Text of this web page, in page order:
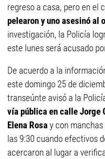
regreso a casa, pero en el
pelearon y uno asesinó al
investigación, la Policía
este lunes será acusado
De acuerdo a la
este domingo 25 de
transeúnte avisó a la
vía pública en calle Jorge
Elena Rosay con
las 9:30 cuando efectivos
acercaron al lugar a